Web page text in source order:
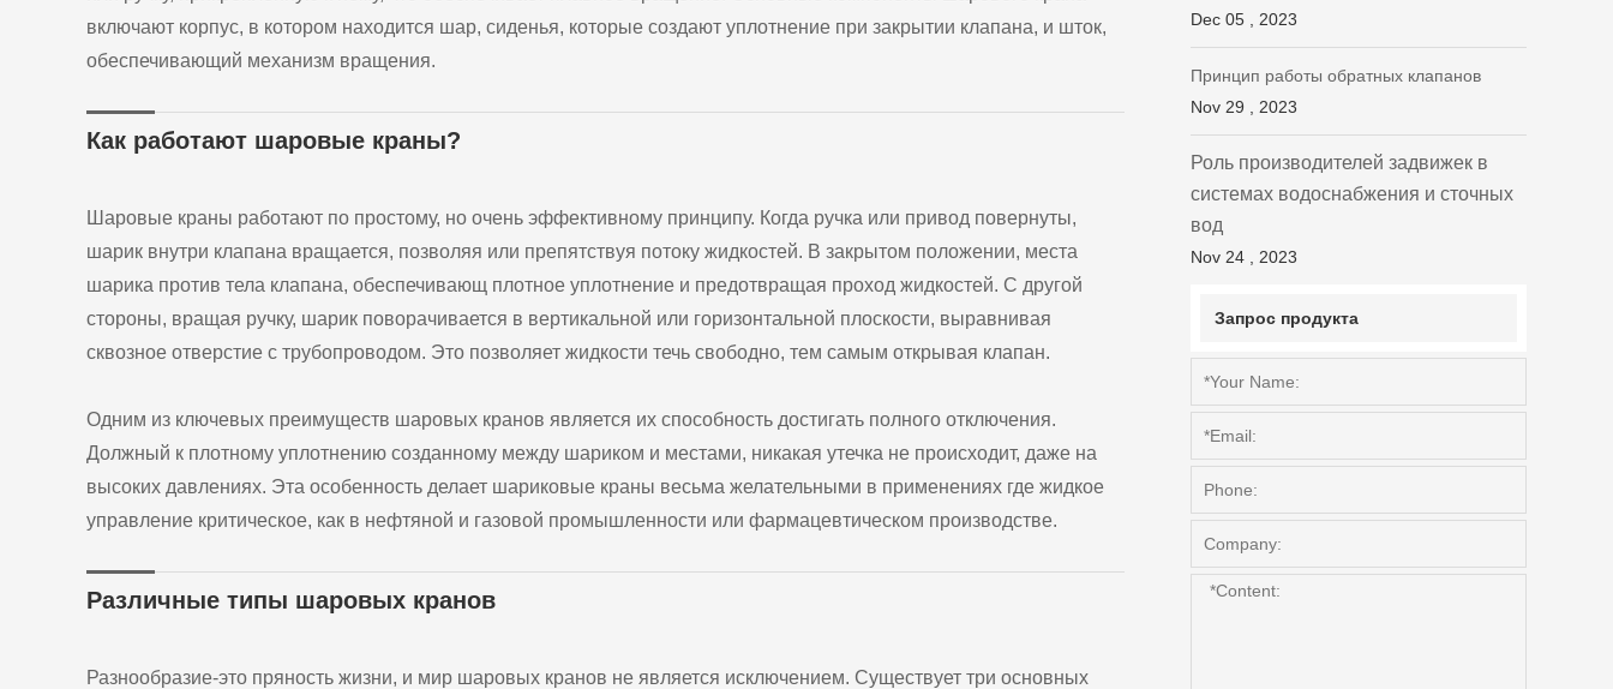
включают корпус, в котором находится шар, сиденья, которые создают уплотнение при закрытии клапана, и шток,
обеспечивающий механизм вращения.
Как работают шаровые краны?
Шаровые краны работают по простому, но очень эффективному принципу. Когда ручка или привод повернуты,
шарик внутри клапана вращается, позволяя или препятствуя потоку жидкостей. В закрытом положении, места
шарика против тела клапана, обеспечивающ плотное уплотнение и предотвращая проход жидкостей. С другой
стороны, вращая ручку, шарик поворачивается в вертикальной или горизонтальной плоскости, выравнивая
сквозное отверстие с трубопроводом. Это позволяет жидкости течь свободно, тем самым открывая клапан.
Одним из ключевых преимуществ шаровых кранов является их способность достигать полного отключения.
Должный к плотному уплотнению созданному между шариком и местами, никакая утечка не происходит, даже на
высоких давлениях. Эта особенность делает шариковые краны весьма желательными в применениях где жидкое
управление критическое, как в нефтяной и газовой промышленности или фармацевтическом производстве.
Различные типы шаровых кранов
Разнообразие-это пряность жизни, и мир шаровых кранов не является исключением. Существует три основных
Dec 05 , 2023
Принцип работы обратных клапанов
Nov 29 , 2023
Роль производителей задвижек в
системах водоснабжения и сточных
вод
Nov 24 , 2023
Запрос продукта